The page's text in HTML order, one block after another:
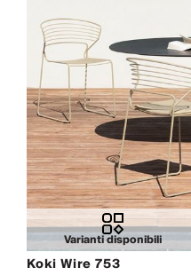
Varianti disponibili
Koki Wire 753